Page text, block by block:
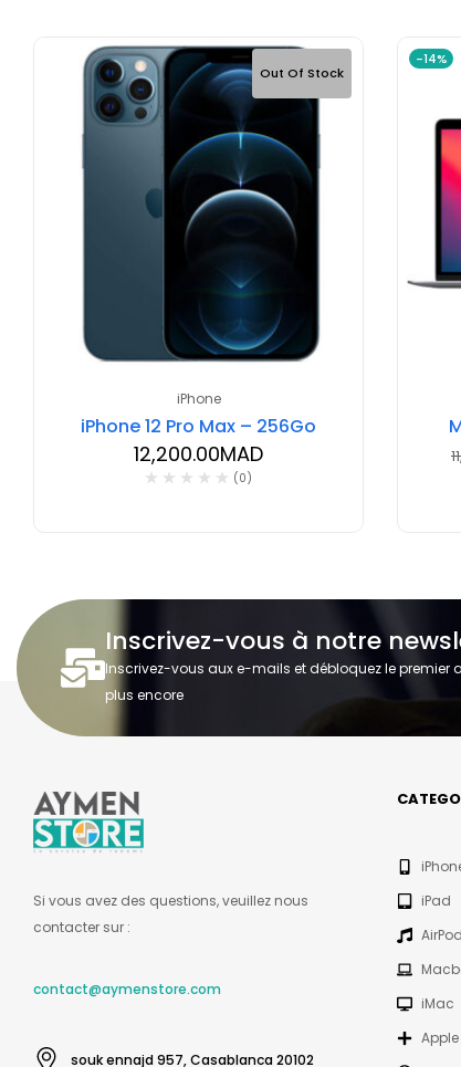
Out Of Stock
iPhone
iPhone 12 Pro Max – 256Go
12,200.00MAD
(0)
-14%
Inscrivez-vous à notre
Inscrivez-vous aux e-mails et débloquez le premier
plus encore
Si vous avez des questions, veuillez nous
contacter sur :
contact@aymenstore.com
souk ennajd 957, Casablanca 20102
iPad
iMac